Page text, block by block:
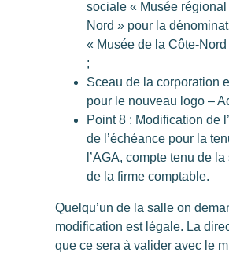
sociale « Musée
Nord » pour la
« Musée de la Côte-Nord
;
Sceau de la corporation
pour le nouveau logo –
Point 8 : Modification de
de l’échéance pour la
l’AGA, compte tenu de
de la firme comptable.
Quelqu’un de la salle on
modification est légale. La
que ce sera à valider avec le